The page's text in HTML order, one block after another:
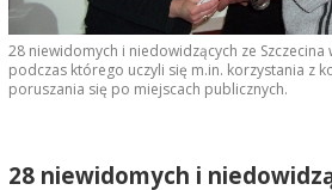
28 niewidomych i niedowidzących ze Szczecina
podczas którego uczyli się m.in. korzystania z
poruszania się po miejscach publicznych.
28 niewidomych i